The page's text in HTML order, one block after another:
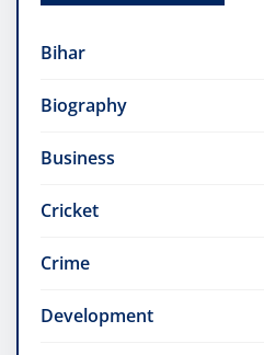
Bihar
Biography
Business
Cricket
Crime
Development